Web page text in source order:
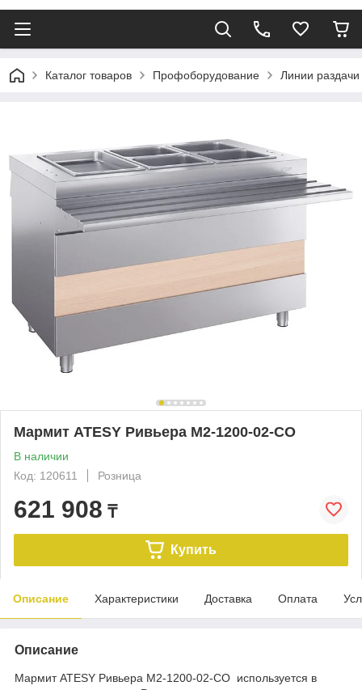
Каталог товаров Профоборудование Линии раздачи
Мармит ATESY Ривьера М2-1200-02-СО
В наличии
Код: 120611
Розница
621 908 ₸
Купить
Описание Характеристики Доставка Оплата
Описание
Мармит ATESY Ривьера М2-1200-02-СО используется в